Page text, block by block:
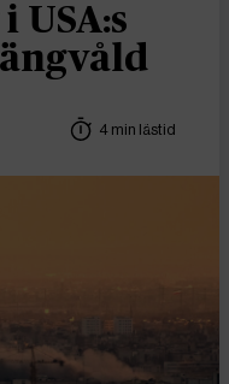
USA:s
4 min lästid